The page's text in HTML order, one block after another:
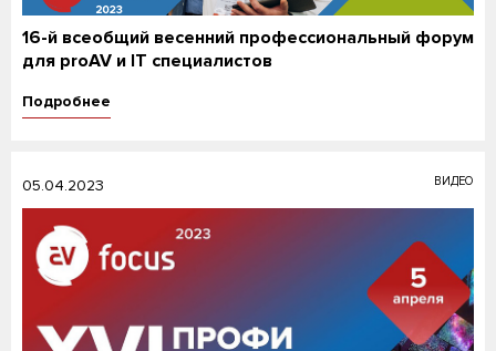
16-й всеобщий весенний профессиональный форум
для proAV и IT специалистов
Подробнее
05.04.2023 ВИДЕО